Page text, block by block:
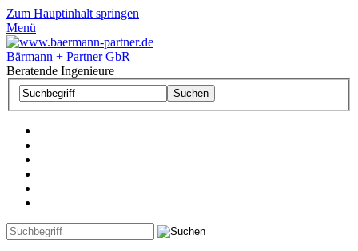
Zum Hauptinhalt springen
Menü
Bärmann + Partner GbR
Beratende Ingenieure